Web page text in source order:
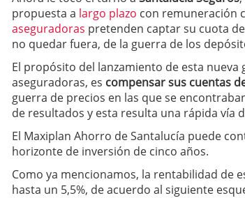
¿Por qué el ahorro precautorio
Los bancos tradicionales
presión de los neobancos 12/01/
Depósitos al 4 % siguen vigentes
condiciones pedir? 09/01/2026
propuesta a largo plazo con remuneración
aseguradoras pretenden captar su cuota
no quedar fuera, de la guerra de los
El propósito del lanzamiento de esta
aseguradoras, es compensar sus cuentas
guerra de precios en las que se
de resultados y esta resulta una rápida vía
El Maxiplan Ahorro de Santalucía puede
horizonte de inversión de cinco años.
Como ya mencionamos, la rentabilidad de
hasta un 5,5%, de acuerdo al siguiente